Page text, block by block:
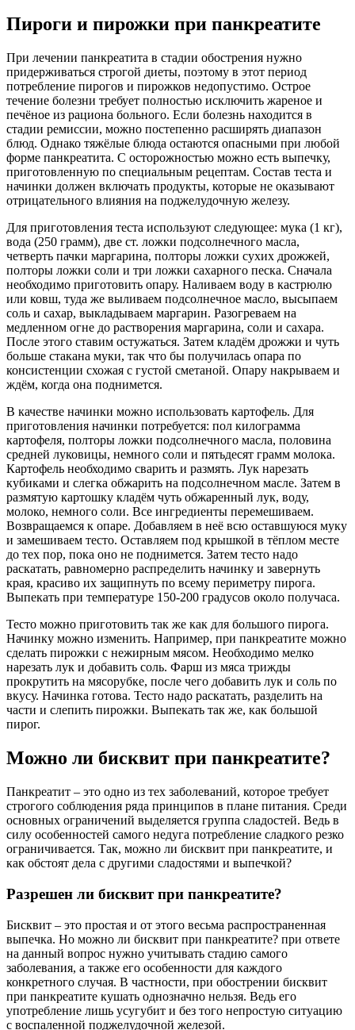
Пироги и пирожки при панкреатите
При лечении панкреатита в стадии обострения нужно
придерживаться строгой диеты, поэтому в этот период
потребление пирогов и пирожков недопустимо. Острое
течение болезни требует полностью исключить жареное и
печёное из рациона больного. Если болезнь находится в
стадии ремиссии, можно постепенно расширять диапазон
блюд. Однако тяжёлые блюда остаются опасными при любой
форме панкреатита. С осторожностью можно есть выпечку,
приготовленную по специальным рецептам. Состав теста и
начинки должен включать продукты, которые не оказывают
отрицательного влияния на поджелудочную железу.
Для приготовления теста используют следующее: мука (1 кг),
вода (250 грамм), две ст. ложки подсолнечного масла,
четверть пачки маргарина, полторы ложки сухих дрожжей,
полторы ложки соли и три ложки сахарного песка. Сначала
необходимо приготовить опару. Наливаем воду в кастрюлю
или ковш, туда же выливаем подсолнечное масло, высыпаем
соль и сахар, выкладываем маргарин. Разогреваем на
медленном огне до растворения маргарина, соли и сахара.
После этого ставим остужаться. Затем кладём дрожжи и чуть
больше стакана муки, так что бы получилась опара по
консистенции схожая с густой сметаной. Опару накрываем и
ждём, когда она поднимется.
В качестве начинки можно использовать картофель. Для
приготовления начинки потребуется: пол килограмма
картофеля, полторы ложки подсолнечного масла, половина
средней луковицы, немного соли и пятьдесят грамм молока.
Картофель необходимо сварить и размять. Лук нарезать
кубиками и слегка обжарить на подсолнечном масле. Затем в
размятую картошку кладём чуть обжаренный лук, воду,
молоко, немного соли. Все ингредиенты перемешиваем.
Возвращаемся к опаре. Добавляем в неё всю оставшуюся муку
и замешиваем тесто. Оставляем под крышкой в тёплом месте
до тех пор, пока оно не поднимется. Затем тесто надо
раскатать, равномерно распределить начинку и завернуть
края, красиво их защипнуть по всему периметру пирога.
Выпекать при температуре 150-200 градусов около получаса.
Тесто можно приготовить так же как для большого пирога.
Начинку можно изменить. Например, при панкреатите можно
сделать пирожки с нежирным мясом. Необходимо мелко
нарезать лук и добавить соль. Фарш из мяса трижды
прокрутить на мясорубке, после чего добавить лук и соль по
вкусу. Начинка готова. Тесто надо раскатать, разделить на
части и слепить пирожки. Выпекать так же, как большой
пирог.
Можно ли бисквит при панкреатите?
Панкреатит – это одно из тех заболеваний, которое требует
строгого соблюдения ряда принципов в плане питания. Среди
основных ограничений выделяется группа сладостей. Ведь в
силу особенностей самого недуга потребление сладкого резко
ограничивается. Так, можно ли бисквит при панкреатите, и
как обстоят дела с другими сладостями и выпечкой?
Разрешен ли бисквит при панкреатите?
Бисквит – это простая и от этого весьма распространенная
выпечка. Но можно ли бисквит при панкреатите? при ответе
на данный вопрос нужно учитывать стадию самого
заболевания, а также его особенности для каждого
конкретного случая. В частности, при обострении бисквит
при панкреатите кушать однозначно нельзя. Ведь его
употребление лишь усугубит и без того непростую ситуацию
с воспаленной поджелудочной железой.